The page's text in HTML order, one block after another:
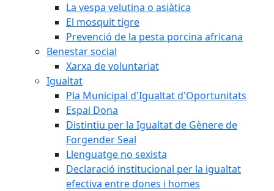
La vespa velutina o asiàtica
El mosquit tigre
Prevenció de la pesta porcina africana
Benestar social
Xarxa de voluntariat
Igualtat
Pla Municipal d'Igualtat d'Oportunitats
Espai Dona
Distintiu per la Igualtat de Gènere de
Forgender Seal
Llenguatge no sexista
Declaració institucional per la igualtat
efectiva entre dones i homes